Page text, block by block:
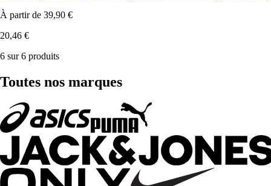
À partir de 39,90 €
20,46 €
6 sur 6 produits
Toutes nos marques